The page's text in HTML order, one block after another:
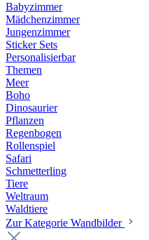
Babyzimmer
Mädchenzimmer
Jungenzimmer
Sticker Sets
Personalisierbar
Themen
Meer
Boho
Dinosaurier
Pflanzen
Regenbogen
Rollenspiel
Safari
Schmetterling
Tiere
Weltraum
Waldtiere
Zur Kategorie Wandbilder